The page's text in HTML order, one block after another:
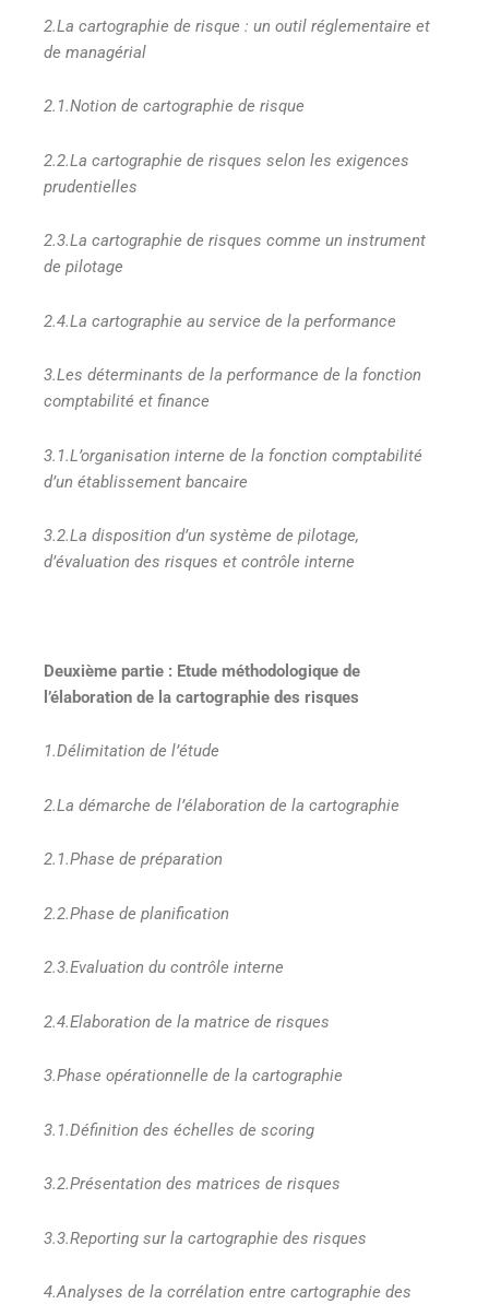
2.La cartographie de risque : un outil réglementaire et
de managérial
2.1.Notion de cartographie de risque
2.2.La cartographie de risques selon les exigences
prudentielles
2.3.La cartographie de risques comme un instrument
de pilotage
2.4.La cartographie au service de la performance
3.Les déterminants de la performance de la fonction
comptabilité et finance
3.1.L’organisation interne de la fonction comptabilité
d’un établissement bancaire
3.2.La disposition d’un système de pilotage,
d’évaluation des risques et contrôle interne
Deuxième partie : Etude méthodologique de
l’élaboration de la cartographie des risques
1.Délimitation de l’étude
2.La démarche de l’élaboration de la cartographie
2.1.Phase de préparation
2.2.Phase de planification
2.3.Evaluation du contrôle interne
2.4.Elaboration de la matrice de risques
3.Phase opérationnelle de la cartographie
3.1.Définition des échelles de scoring
3.2.Présentation des matrices de risques
3.3.Reporting sur la cartographie des risques
4.Analyses de la corrélation entre cartographie des